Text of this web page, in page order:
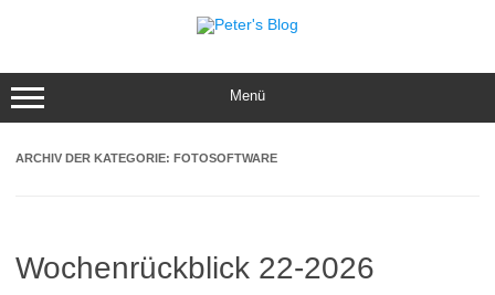
Menü
ARCHIV DER KATEGORIE: FOTOSOFTWARE
Wochenrückblick 22-2026